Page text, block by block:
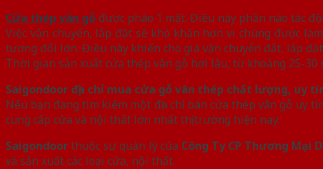
Cửa thép vân gỗ được phào 1 mặt. Điều này phần nào tác
Việc vận chuyển, lắp đặt sẽ khó khăn hơn vì chúng được
tương đối lớn. Điều này khiến cho giá vận chuyển đắt, lắp
Thời gian sản xuất cửa thép vân gỗ hơi lâu, từ khoảng 25-
Saigondoor địa chỉ mua cửa gỗ vân thép chất lượng, uy
Nếu bạn đang tìm kiếm một địa chỉ bán cửa thép vân gỗ uy
cung cấp cửa và nội thất lớn nhất thị trường hiện nay.
Saigondoorthuộc sự quản lý của Công Ty CP Thương Mại
và sản xuất các loại cửa, nội thất.